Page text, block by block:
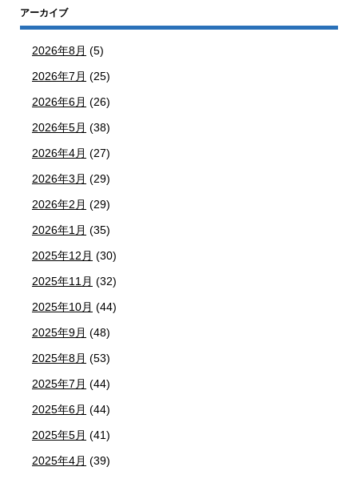
アーカイブ
2026年8月 (5)
2026年7月 (25)
2026年6月 (26)
2026年5月 (38)
2026年4月 (27)
2026年3月 (29)
2026年2月 (29)
2026年1月 (35)
2025年12月 (30)
2025年11月 (32)
2025年10月 (44)
2025年9月 (48)
2025年8月 (53)
2025年7月 (44)
2025年6月 (44)
2025年5月 (41)
2025年4月 (39)